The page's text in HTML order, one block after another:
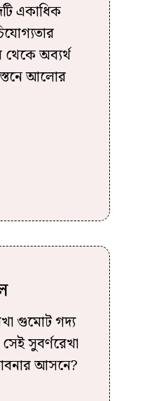
একাধিক
অব্যর্থ
আলোর
গুমোট গদ্য
সুবর্ণরেখা
আসনে?